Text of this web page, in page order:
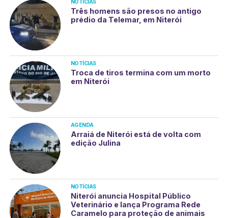
NOTÍCIAS
Três homens são presos no antigo
prédio da Telemar, em Niterói
NOTÍCIAS
Troca de tiros termina com um morto
em Niterói
AGENDA
Arraiá de Niterói está de volta com
edição Julina
NOTÍCIAS
Niterói anuncia Hospital Público
Veterinário e lança Programa Rede
Caramelo para proteção de animais